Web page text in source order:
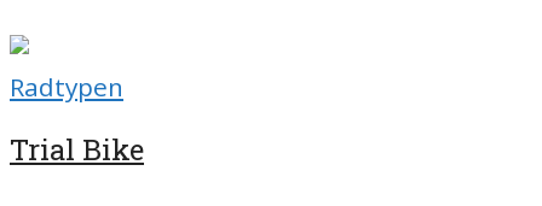
Radtypen
Trial Bike